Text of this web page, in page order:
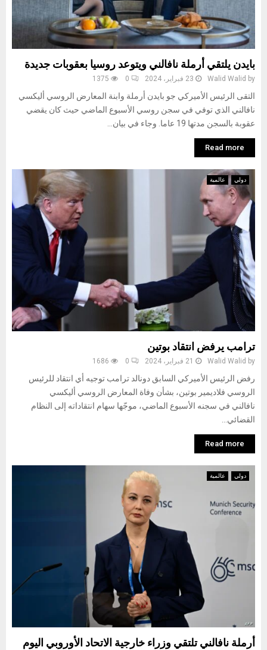
بايدن يلتقي أرملة نافالني ويتوعد روسيا بعقوبات جديدة
by
Walid Walid 23 فبراير، 2024 0
1375
التقى الرئيس الأميركي جو بايدن أرملة وابنة المعارض الروسي أليكسي
نافالني الذي توفي في سجن روسي الأسبوع الماضي حيث كان يقضي
عقوبة بالسجن مدتها 19 عاما. وجاء في بيان...
Read more
دولي عالمية
ترامب يرفض انتقاد بوتين
by
Walid Walid 21 فبراير، 2024 0
1686
رفض الرئيس الأميركي السابق دونالد ترامب توجيه أي انتقاد للرئيس
الروسي فلاديمير بوتين، بشأن وفاة المعارض الروسي أليكسي
نافالني في سجنه الأسبوع الماضي، موجّها سهام انتقاداته إلى النظام
القضائي...
Read more
دولي عالمية
أرملة نافالني تلتقي وزراء خارجية الاتحاد الأوروبي اليوم